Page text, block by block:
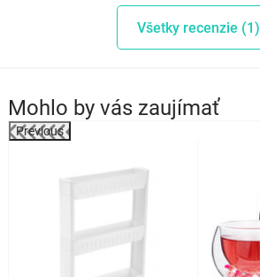
Všetky recenzie (1)
Mohlo by vás zaujímať
Previous